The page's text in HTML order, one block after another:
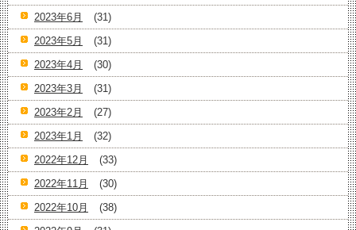
2023年6月
(31)
2023年5月
(31)
2023年4月
(30)
2023年3月
(31)
2023年2月
(27)
2023年1月
(32)
2022年12月
(33)
2022年11月
(30)
2022年10月
(38)